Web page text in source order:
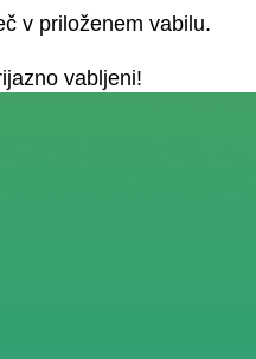
v priloženem vabilu.
vabljeni!